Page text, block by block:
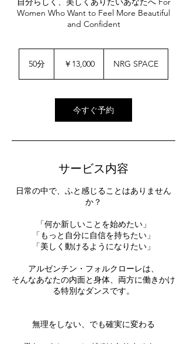
Women Who Want to Feel More Beautiful
and Confident
50分 ￥13,000 NRG SPACE
今すぐ予約
サービス内容
日常の中で、ふと感じることはありません
か？
「何か新しいことを始めたい」
「もっと自分に自信を持ちたい」
「美しく動けるようになりたい」
アルゼンチン・フォルクローレは、
そんなあなたの内面と身体、両方に働きかけ
る特別なダンスです。
無理をしない、でも確実に変わる